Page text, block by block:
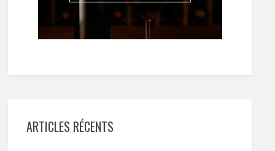
ARTICLES RÉCENTS